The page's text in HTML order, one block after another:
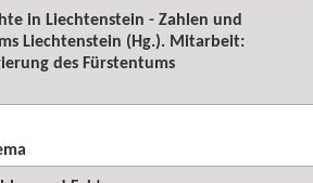
in Liechtenstein - Zahlen und
Liechtenstein (Hg.). Mitarbeit:
des Fürstentums